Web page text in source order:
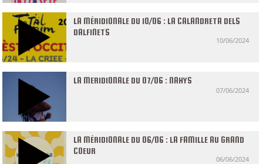
LA MÉRIDIONALE DU 10/06 : LA CALANDRETA DELS
DALFINETS
10/06/2024
LA MERIDIONALE DU 07/06 : NAHYS
07/06/2024
LA MÉRIDIONALE DU 06/06 : LA FAMILLE AU GRAND
COEUR
06/06/2024